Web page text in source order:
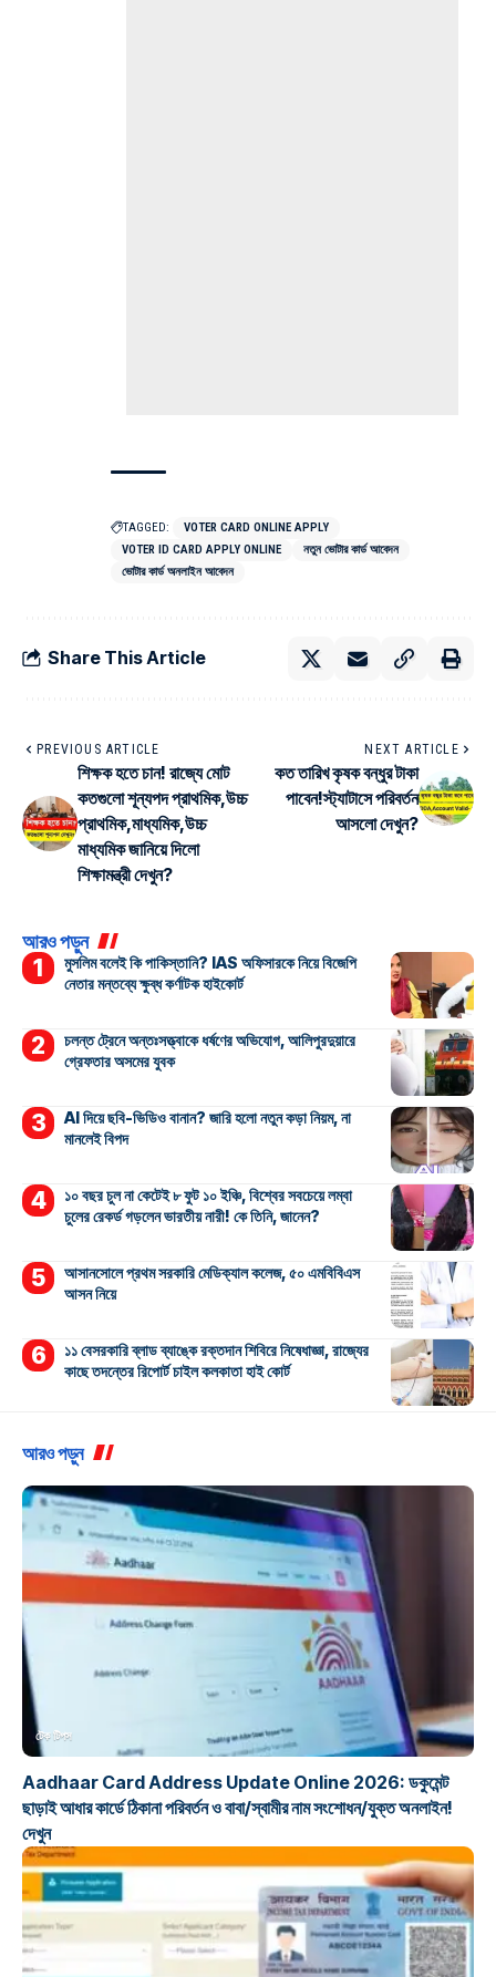
TAGGED:
VOTER CARD ONLINE APPLY
VOTER ID CARD APPLY ONLINE
নতুন ভোটার কার্ড আবেদন
ভোটার কার্ড অনলাইন আবেদন
Share This Article
PREVIOUS ARTICLE
শিক্ষক হতে চান! রাজ্যে মোট
কতগুলো শূন্যপদ প্রাথমিক,উচ্চ
প্রাথমিক,মাধ্যমিক,উচ্চ
মাধ্যমিক জানিয়ে দিলো
শিক্ষামন্ত্রী দেখুন?
NEXT ARTICLE
কত তারিখ কৃষক বন্ধুর টাকা
পাবেন!স্ট্যাটাসে পরিবর্তন
আসলো দেখুন?
আরও পড়ুন
মুসলিম বলেই কি পাকিস্তানি? IAS অফিসারকে নিয়ে বিজেপি
নেতার মন্তব্যে ক্ষুব্ধ কর্ণাটক হাইকোর্ট
চলন্ত ট্রেনে অন্তঃসত্ত্বাকে ধর্ষণের অভিযোগ, আলিপুরদুয়ারে
গ্রেফতার অসমের যুবক
AI দিয়ে ছবি-ভিডিও বানান? জারি হলো নতুন কড়া নিয়ম, না
মানলেই বিপদ
১০ বছর চুল না কেটেই ৮ ফুট ১০ ইঞ্চি, বিশ্বের সবচেয়ে লম্বা
চুলের রেকর্ড গড়লেন ভারতীয় নারী! কে তিনি, জানেন?
আসানসোলে প্রথম সরকারি মেডিক্যাল কলেজ, ৫০ এমবিবিএস
আসন নিয়ে
১১ বেসরকারি ব্লাড ব্যাঙ্কে রক্তদান শিবিরে নিষেধাজ্ঞা, রাজ্যের
কাছে তদন্তের রিপোর্ট চাইল কলকাতা হাই কোর্ট
আরও পড়ুন
টেক টিপস
Aadhaar Card Address Update Online 2026: ডকুমেন্ট
ছাড়াই আধার কার্ডে ঠিকানা পরিবর্তন ও বাবা/স্বামীর নাম সংশোধন/যুক্ত অনলাইন!
দেখুন